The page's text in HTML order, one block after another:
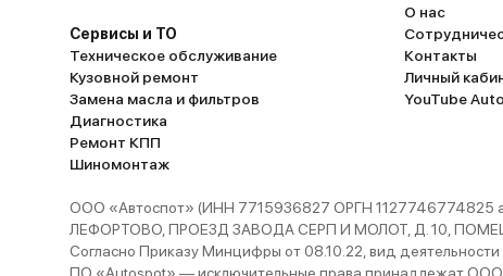
Сервисы и ТО
Техническое обслуживание
Кузовной ремонт
Замена масла и фильтров
Диагностика
Ремонт КПП
Шиномонтаж
О нас
Контакты
Личный
YouTube
ООО «Автоспот» (ИНН 7715936827 ОРГН 1127746774825
ЛЕФОРТОВО, ПРОЕЗД ЗАВОДА СЕРП И МОЛОТ, Д. 10, ПОМЕЩ.
Согласно Приказу Минцифры от 08.10.22, вид деятельности